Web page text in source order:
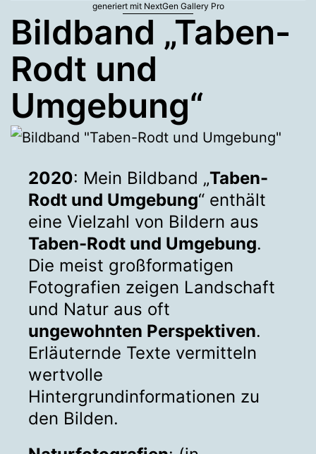
generiert mit NextGen Gallery Pro
Bildband „Taben-
Rodt und
Umgebung“
2020: Mein Bildband „Taben-
Rodt und Umgebung“ enthält
eine Vielzahl von Bildern aus
Taben-Rodt und Umgebung.
Die meist großformatigen
Fotografien zeigen Landschaft
und Natur aus oft
ungewohnten Perspektiven.
Erläuternde Texte vermitteln
wertvolle
Hintergrundinformationen zu
den Bilden.